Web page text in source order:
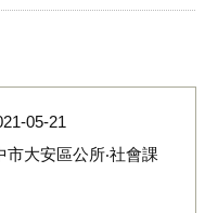
05-21
市大安區公所‧社會課